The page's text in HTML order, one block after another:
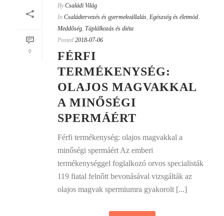
0
By Családi Világ
In Családtervezés és gyermekvállalás, Egészség és életmód,
Meddőség, Táplálkozás és diéta
Posted 2018-07-06
FÉRFI
TERMÉKENYSÉG:
OLAJOS MAGVAKKAL
A MINŐSÉGI
SPERMÁÉRT
Férfi termékenység: olajos magvakkal a
minőségi spermáért Az emberi
termékenységgel foglalkozó orvos specialisták
119 fiatal felnőtt bevonásával vizsgálták az
olajos magvak spermiumra gyakorolt [...]